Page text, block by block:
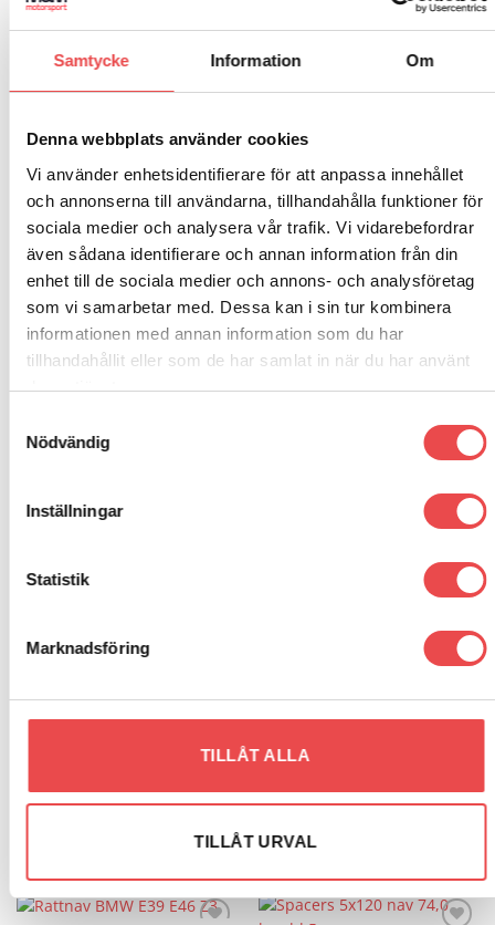
Samtycke Information Om
Denna webbplats använder cookies
Vi använder enhetsidentifierare för att anpassa innehållet
och annonserna till användarna, tillhandahålla funktioner för
sociala medier och analysera vår trafik. Vi vidarebefordrar
även sådana identifierare och annan information från din
enhet till de sociala medier och annons- och analysföretag
som vi samarbetar med. Dessa kan i sin tur kombinera
informationen med annan information som du har
tillhandahållit eller som de har samlat in när du har använt
deras tjänster.
Nödvändig
Inställningar
Statistik
Marknadsföring
TILLÅT ALLA
TILLÅT URVAL
VW Corrado (1989-1995)
VW Golf MK I (1973-1995)
VW Golf MK II (1985-1992)
VW Golf MK III (1992-1998)
VW Jetta MK I (1979-1984)
VW Jetta MK II (1984-1992)
VW Lupo (1998-2005)
VW Passat B2 (1981-1988)
VW Polo MK3 6N (1995-2002)
VW Up (2011-2023)
VW Vento (1992-1998)